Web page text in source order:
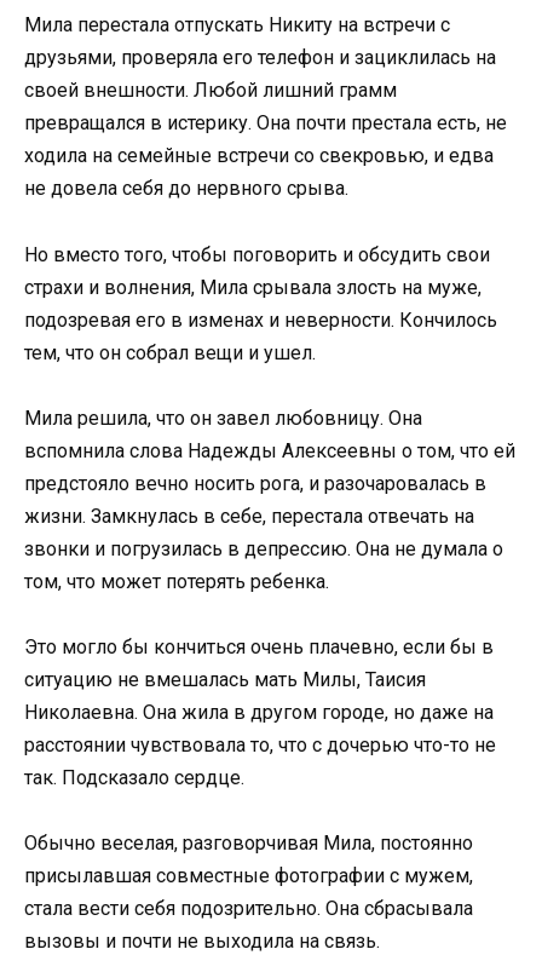
Мила перестала отпускать Никиту на встречи с
друзьями, проверяла его телефон и зациклилась на
своей внешности. Любой лишний грамм
превращался в истерику. Она почти престала есть, не
ходила на семейные встречи со свекровью, и едва
не довела себя до нервного срыва.
Но вместо того, чтобы поговорить и обсудить свои
страхи и волнения, Мила срывала злость на муже,
подозревая его в изменах и неверности. Кончилось
тем, что он собрал вещи и ушел.
Мила решила, что он завел любовницу. Она
вспомнила слова Надежды Алексеевны о том, что ей
предстояло вечно носить рога, и разочаровалась в
жизни. Замкнулась в себе, перестала отвечать на
звонки и погрузилась в депрессию. Она не думала о
том, что может потерять ребенка.
Это могло бы кончиться очень плачевно, если бы в
ситуацию не вмешалась мать Милы, Таисия
Николаевна. Она жила в другом городе, но даже на
расстоянии чувствовала то, что с дочерью что-то не
так. Подсказало сердце.
Обычно веселая, разговорчивая Мила, постоянно
присылавшая совместные фотографии с мужем,
стала вести себя подозрительно. Она сбрасывала
вызовы и почти не выходила на связь.